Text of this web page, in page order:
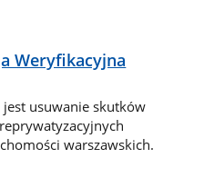
Weryfikacyjna
usuwanie skutków
warszawskich.